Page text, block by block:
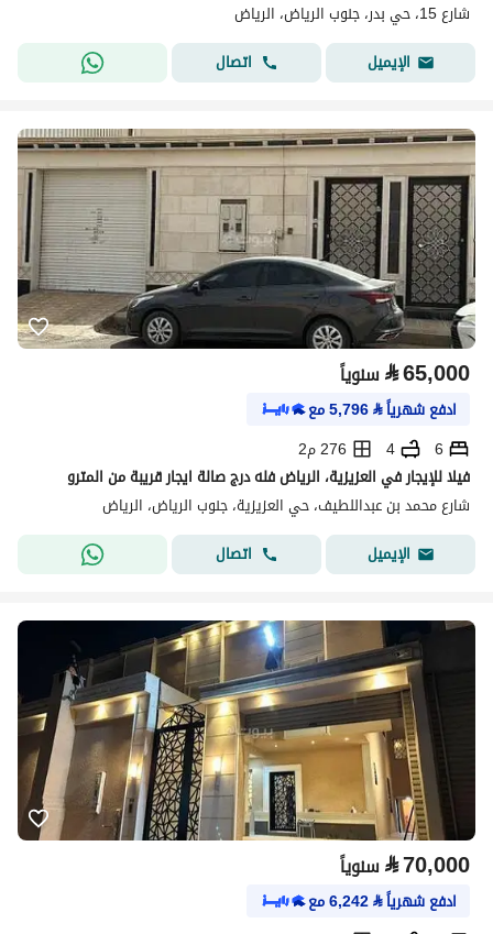
شارع 15، حي بدر، جنوب الرياض، الرياض
الإيميل
اتصال
⃁65,000 سنوياً
ادفع شهرياً⃁
5,796مع
6
4
276 م2
فيلا للإيجار في العزيزية، الرياض فله درج صالة ايجار قريبة من المترو
شارع محمد بن عبداللطيف، حي العزيزية، جنوب الرياض، الرياض
الإيميل
اتصال
⃁70,000 سنوياً
ادفع شهرياً⃁
6,242مع